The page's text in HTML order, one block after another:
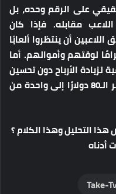
على الرقم وحده، بل
مقابله. فإذا كان
أن ينتظروا ألعابًا
لوقتهم وأموالهم. أما
الأرباح دون تحسين
حقيقي في التجربة، فقد يتحول عصر الـ80 دولارًا إلى واحدة من
التحليل وهذا الكلام ؟
أدناه
Take-